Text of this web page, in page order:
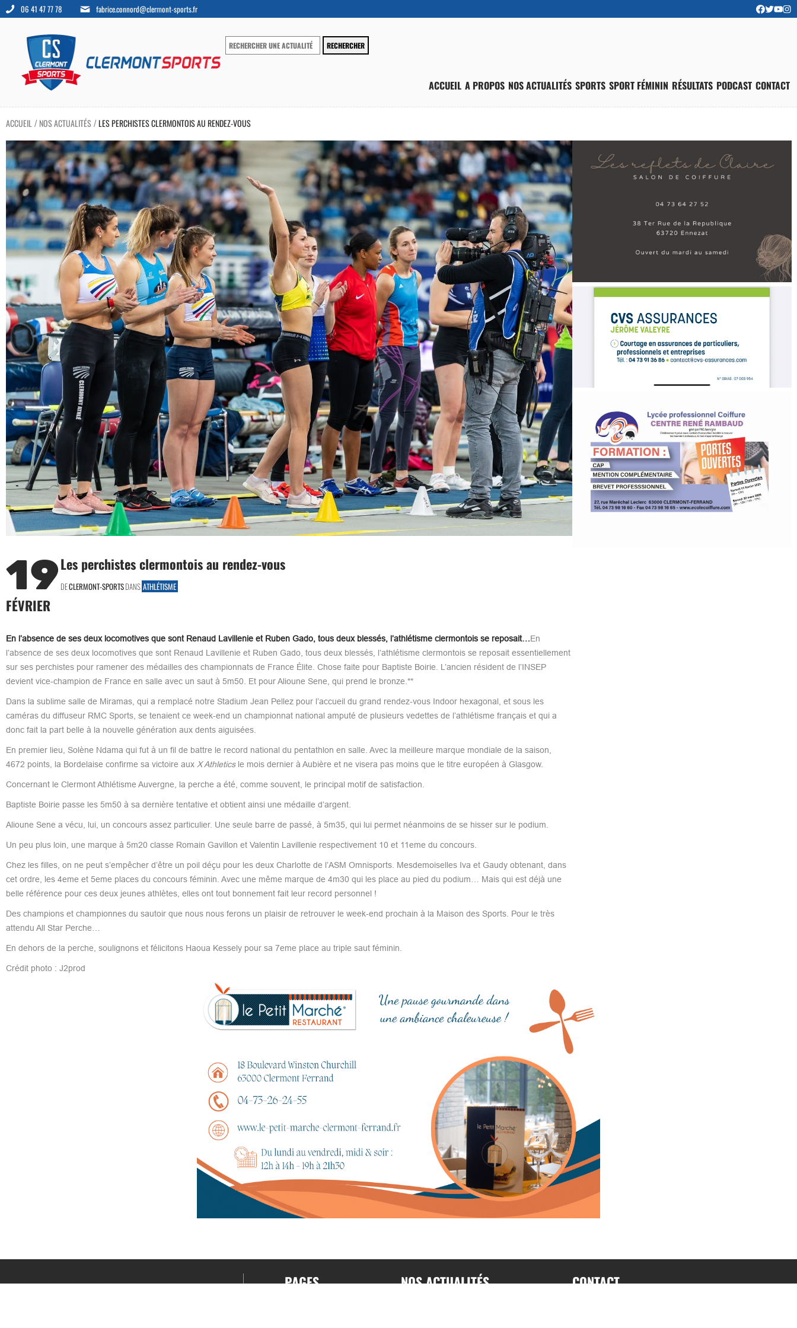
06 41 47 77 78 fabrice.connord@clermont-sports.fr
ACCUEIL A PROPOS NOS ACTUALITÉS SPORTS SPORT FÉMININ RÉSULTATS PODCAST CONTACT
ACCUEIL / NOS ACTUALITÉS/LES PERCHISTES CLERMONTOIS AU RENDEZ-VOUS
19
FÉVRIER
Les perchistes clermontois au rendez-vous
DECLERMONT-SPORTSDANS ATHLÉTISME
En l’absence de ses deux locomotives que sont Renaud Lavillenie et Ruben Gado, tous deux blessés, l’athlétisme clermontois se reposait…En
l’absence de ses deux locomotives que sont Renaud Lavillenie et Ruben Gado, tous deux blessés, l’athlétisme clermontois se reposait essentiellement
sur ses perchistes pour ramener des médailles des championnats de France Élite. Chose faite pour Baptiste Boirie. L’ancien résident de l’INSEP
devient vice-champion de France en salle avec un saut à 5m50. Et pour Alioune Sene, qui prend le bronze.**
Dans la sublime salle de Miramas, qui a remplacé notre Stadium Jean Pellez pour l’accueil du grand rendez-vous Indoor hexagonal, et sous les
caméras du diffuseur RMC Sports, se tenaient ce week-end un championnat national amputé de plusieurs vedettes de l’athlétisme français et qui a
donc fait la part belle à la nouvelle génération aux dents aiguisées.
En premier lieu, Solène Ndama qui fut à un fil de battre le record national du pentathlon en salle. Avec la meilleure marque mondiale de la saison,
4672 points, la Bordelaise confirme sa victoire aux X Athleticsle mois dernier à Aubière et ne visera pas moins que le titre européen à Glasgow.
Concernant le Clermont Athlétisme Auvergne, la perche a été, comme souvent, le principal motif de satisfaction.
Baptiste Boirie passe les 5m50 à sa dernière tentative et obtient ainsi une médaille d’argent.
Alioune Sene a vécu, lui, un concours assez particulier. Une seule barre de passé, à 5m35, qui lui permet néanmoins de se hisser sur le podium.
Un peu plus loin, une marque à 5m20 classe Romain Gavillon et Valentin Lavillenie respectivement 10 et 11eme du concours.
Chez les filles, on ne peut s’empêcher d’être un poil déçu pour les deux Charlotte de l’ASM Omnisports. Mesdemoiselles Iva et Gaudy obtenant, dans
cet ordre, les 4eme et 5eme places du concours féminin. Avec une même marque de 4m30 qui les place au pied du podium… Mais qui est déjà une
belle référence pour ces deux jeunes athlètes, elles ont tout bonnement fait leur record personnel !
Des champions et championnes du sautoir que nous nous ferons un plaisir de retrouver le week-end prochain à la Maison des Sports. Pour le très
attendu All Star Perche…
En dehors de la perche, soulignons et félicitons Haoua Kessely pour sa 7eme place au triple saut féminin.
Crédit photo : J2prod
PAGES NOS ACTUALITÉS CONTACT